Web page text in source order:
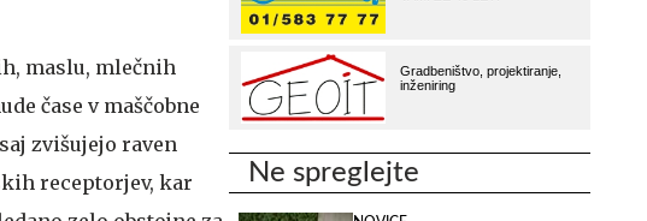
maslu, mlečnih
čase v maščobne
zvišujejo raven
receptorjev, kar
Ne spreglejte